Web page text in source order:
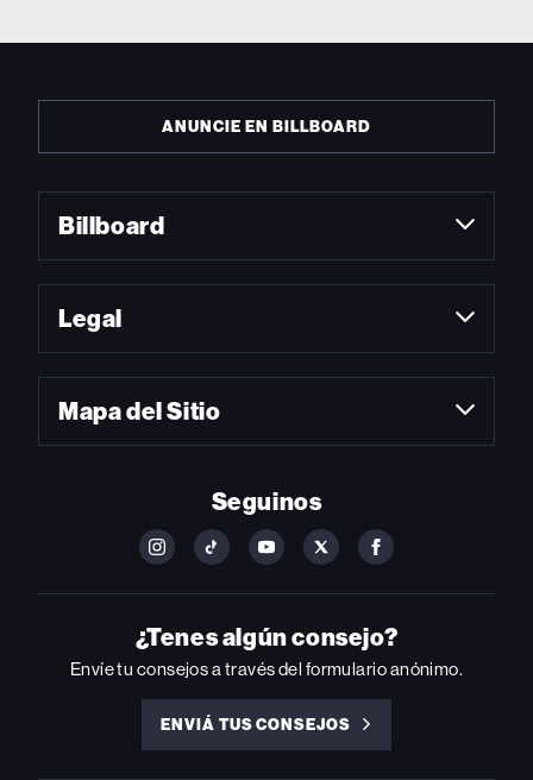
ANUNCIE EN BILLBOARD
Billboard
Legal
Mapa del Sitio
Seguinos
FOLLOW
ON
INSTAGRAM
FOLLOW
ON
YOUTUBE
FOLLOW
ON
YOUTUBE
FOLLOW
ON
FOLLOW
ON
FACEBOOK
¿Tenes algún consejo?
Envíe tu consejos a través del formulario anónimo.
ENVIÁ TUS CONSEJOS
ENVIÁ